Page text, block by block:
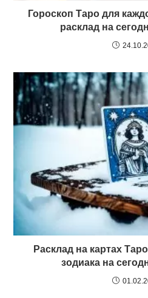
Гороскоп Таро для
расклад на
Расклад на картах
зодиака на